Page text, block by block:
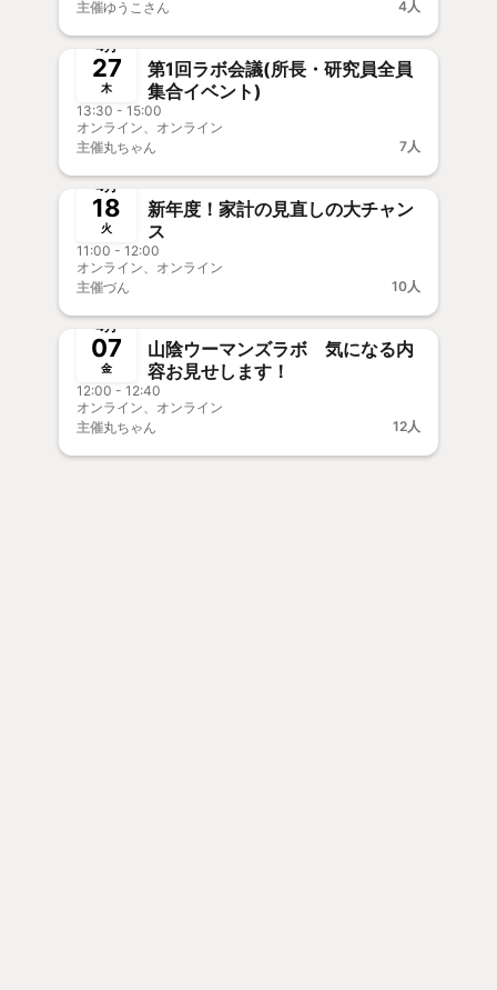
主催ゆうこさん 4人
終了
4月
27
木
第1回ラボ会議(所長・研究員全員
集合イベント)
13:30 - 15:00
オンライン、オンライン
主催丸ちゃん 7人
終了
4月
18
火
新年度！家計の見直しの大チャン
ス
11:00 - 12:00
オンライン、オンライン
主催づん 10人
終了
4月
07
金
山陰ウーマンズラボ 気になる内
容お見せします！
12:00 - 12:40
オンライン、オンライン
主催丸ちゃん 12人